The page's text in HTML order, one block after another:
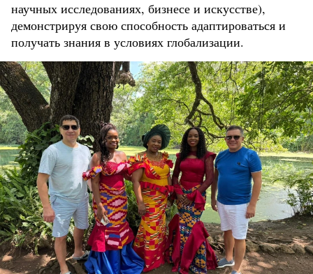
научных исследованиях, бизнесе и искусстве),
демонстрируя свою способность адаптироваться и
получать знания в условиях глобализации.